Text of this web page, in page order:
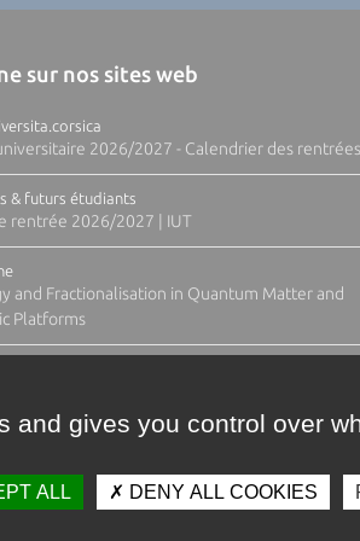
sur nos sites web
2026/2027 - Calendrier des rentrées
& futurs étudiants
rentrée 2026/2027 | IUT
and Fractionalisation in Quantum Matter and
Platforms
and gives you control over
ALL DENY ALL COOKIES